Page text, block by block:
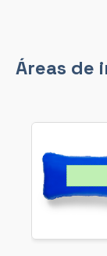
Áreas de